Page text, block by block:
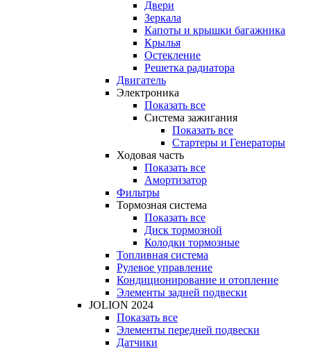
Двери
Зеркала
Капоты и крышки багажника
Крылья
Остекление
Решетка радиатора
Двигатель
Электроника
Показать все
Система зажигания
Показать все
Стартеры и Генераторы
Ходовая часть
Показать все
Амортизатор
Фильтры
Тормозная система
Показать все
Диск тормозной
Колодки тормозные
Топливная система
Рулевое управление
Кондиционирование и отопление
Элементы задней подвески
JOLION 2024
Показать все
Элементы передней подвески
Датчики